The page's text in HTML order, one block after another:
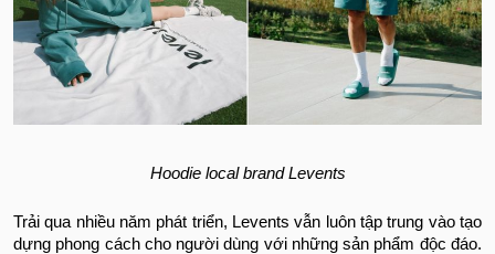
Hoodie local brand Levents
Trải qua nhiều năm phát triển, Levents vẫn luôn tập trung vào tạo
dựng phong cách cho người dùng với những sản phẩm độc đáo.